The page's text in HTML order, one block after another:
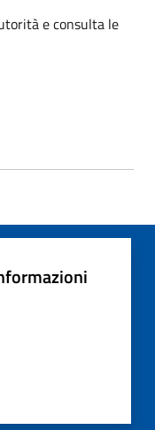
e consulta le